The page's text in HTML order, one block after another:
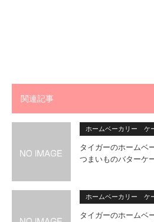
関連記事
ホームベーカリー ケ
タイガーのホームベ
つまいものバターケ
ホームベーカリー ケ
タイガーのホームベ